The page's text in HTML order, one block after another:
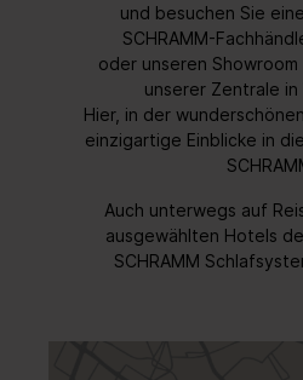
und besuchen Sie
SCHRAMM-
oder unseren
unserer Zentrale in
Hier, in der
einzigartige Einblicke in
Auch unterwegs auf
ausgewählten Hotels
SCHRAMM